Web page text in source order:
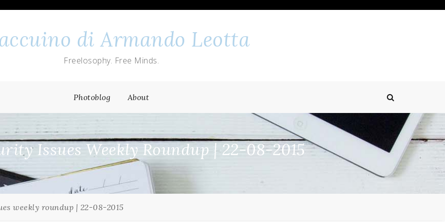
di Armando Leotta
Freelosophy. Free Minds.
Photoblog About
Issues Weekly Roundup | 22-08-2015
weekly roundup | 22-08-2015